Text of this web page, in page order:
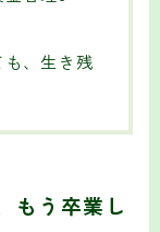
、生き残
もう卒業し